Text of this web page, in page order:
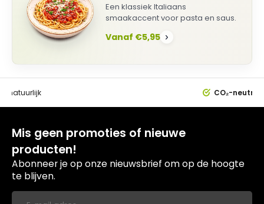
Een klassiek Italiaans
smaakaccent voor pasta en saus.
Vanaf €5,95 ›
natuurlijk CO₂-
Mis geen promoties of nieuwe
producten!
Abonneer je op onze nieuwsbrief om op de hoogte
te blijven.